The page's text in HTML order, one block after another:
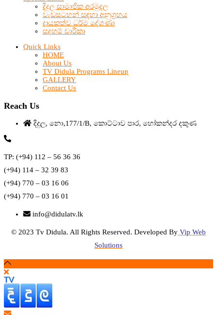
දිදුල සාමාජික අරමුදල
වැඩසටහන් සඳහා අනුග්‍රහය
දායකත්ව ධර්ම දේශණා
සදහම් චාරිකා
Quick Links
HOME
About Us
TV Didula Programs Lineup
GALLERY
Contact Us
Reach Us
දිදුල, නො,177/1/B, කොට්ටාව පාර, හෝකන්දර දකුණ
TP: (+94) 112 – 56 36 36
(+94) 114 – 32 39 83
(+94) 770 – 03 16 06
(+94) 770 – 03 16 01
info@didulatv.lk
© 2023 Tv Didula. All Rights Reserved. Developed By Vip Web
Solutions